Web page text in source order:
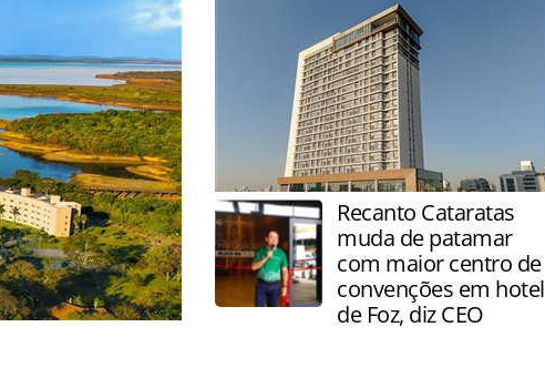
TMCs e agências especializadas já são
responsáveis por uma parcela
importante da demanda por hospeda…
Recanto Cataratas
muda de patamar
com maior centro de
convenções em hotel
de Foz, diz CEO